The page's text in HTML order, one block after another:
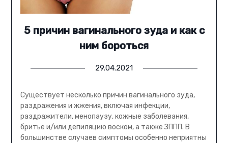
5 причин вагинального зуда и как с
ним бороться
29.04.2021
Существует несколько причин вагинального зуда,
раздражения и жжения, включая инфекции,
раздражители, менопаузу, кожные заболевания,
бритье и/или депиляцию воском, а также ЗППП. В
большинстве случаев симптомы особенно неприятны